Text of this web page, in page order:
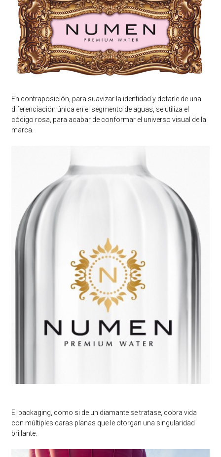
En contraposición, para suavizar la identidad y dotarle de una
diferenciación única en el segmento de aguas, se utiliza el
código rosa, para acabar de conformar el universo visual de la
marca.
El packaging, como si de un diamante se tratase, cobra vida
con múltiples caras planas que le otorgan una singularidad
brillante.